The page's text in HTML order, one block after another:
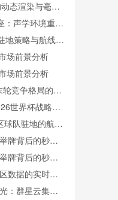
态渲染与毫秒
：声学环境重塑
地策略与航线效
场前景分析
场前景分析
竞争格局的隐
世界杯战略审
球队驻地的航线
牌背后的秒级
牌背后的秒级
数据的实时回
：群星云集闪